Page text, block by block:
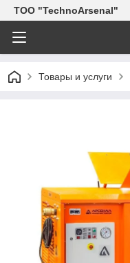
ТОО "TechnoArsenal"
Товары и услуги